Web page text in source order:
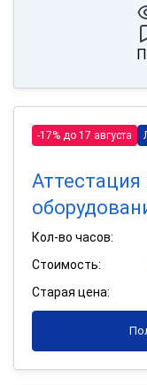
-17% до 17 августа
Кол-во часов:
Стоимость:
Старая цена: